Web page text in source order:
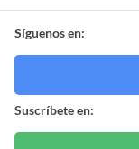
Síguenos en:
Suscríbete en: